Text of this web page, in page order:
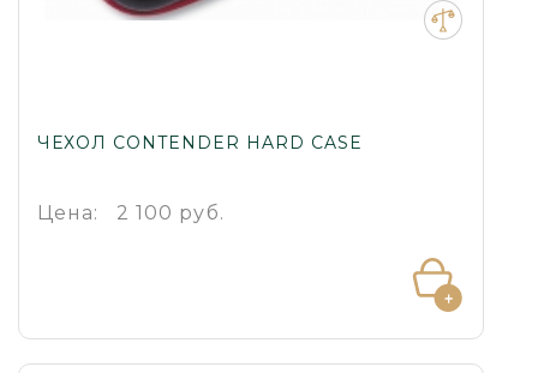
ЧЕХОЛ CONTENDER HARD CASE
Цена: 2 100 руб.